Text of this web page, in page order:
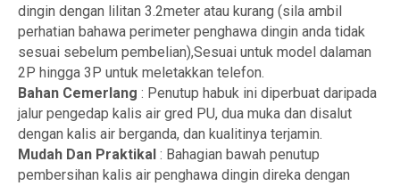
dingin dengan lilitan 3.2meter atau kurang (sila ambil
perhatian bahawa perimeter penghawa dingin anda tidak
sesuai sebelum pembelian),Sesuai untuk model dalaman
2P hingga 3P untuk meletakkan telefon.
Bahan Cemerlang : Penutup habuk ini diperbuat daripada
jalur pengedap kalis air gred PU, dua muka dan disalut
dengan kalis air berganda, dan kualitinya terjamin.
Mudah Dan Praktikal : Bahagian bawah penutup
pembersihan kalis air penghawa dingin direka dengan